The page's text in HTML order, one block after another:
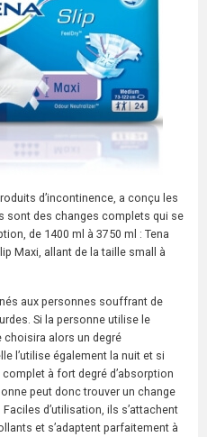
d’incontinence, a conçu les
sont des changes complets qui se
de 1400 ml à 3750 ml : Tena
Maxi, allant de la taille small à
aux personnes souffrant de
Si la personne utilise le
choisira alors un degré
l’utilise également la nuit et si
à fort degré d’absorption
peut donc trouver un change
d’utilisation, ils s’attachent
et s’adaptent parfaitement à